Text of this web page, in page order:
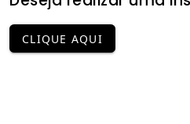
CLIQUE AQUI